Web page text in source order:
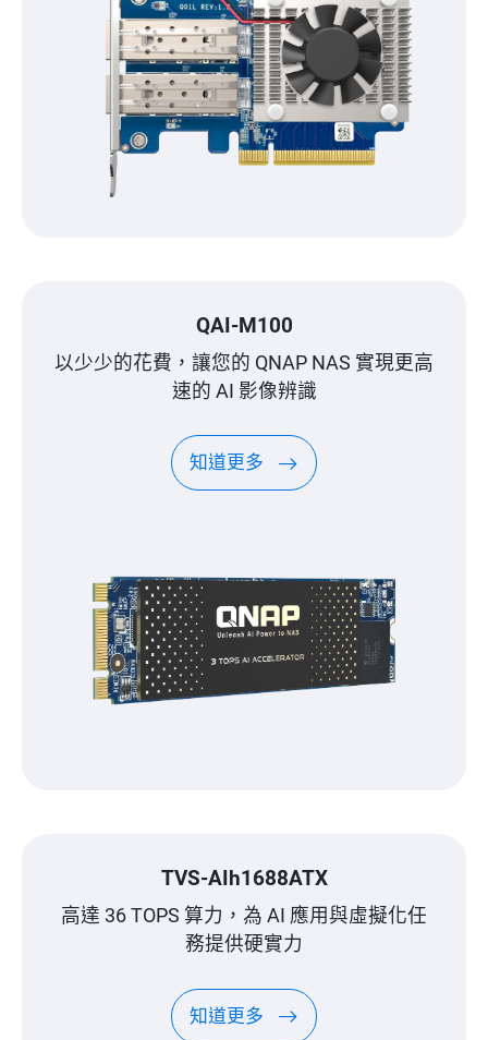
QAI-M100
以少少的花費，讓您的 QNAP NAS 實現更高
速的 AI 影像辨識
知道更多
TVS-AIh1688ATX
高達 36 TOPS 算力，為 AI 應用與虛擬化任
務提供硬實力
知道更多